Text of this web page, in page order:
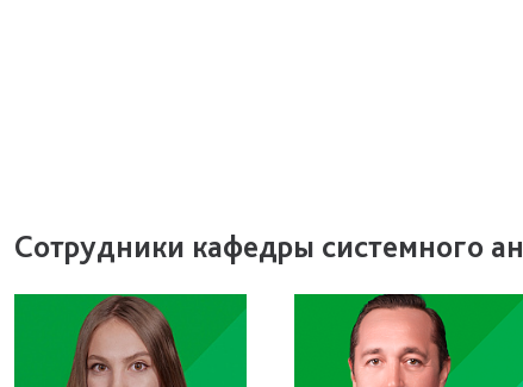
Сотрудники кафедры системного